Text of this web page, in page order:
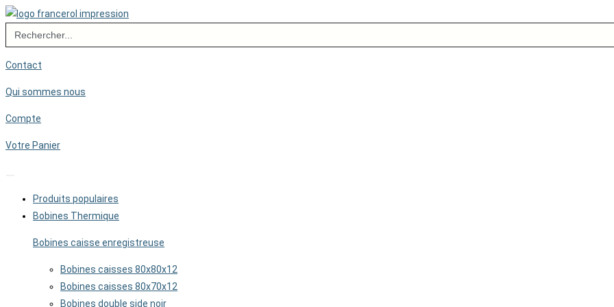
Skip
content
Search
for:
Contact
Qui sommes nous
Compte
Votre Panier
Produits populaires
Bobines Thermique
Bobines caisse enregistreuse
Bobines caisses 80x80x12
Bobines caisses 80x70x12
Bobines double side noir